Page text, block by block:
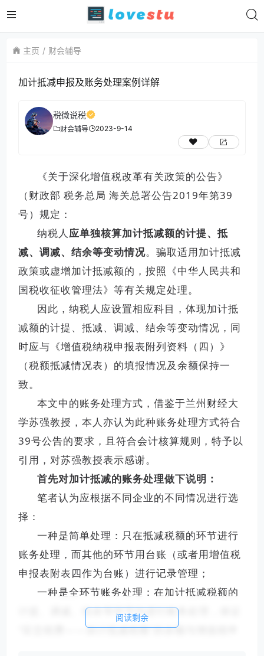
主页 财会辅导
​加计抵减申报及账务处理案例详解
税微说税
财会辅导 2023-9-14
《关于深化增值税改革有关政策的公告》
（财政部 税务总局 海关总署公告2019年第39
号）规定：
纳税人应单独核算加计抵减额的计提、抵
减、调减、结余等变动情况。骗取适用加计抵减
政策或虚增加计抵减额的，按照《中华人民共和
国税收征收管理法》等有关规定处理。
因此，纳税人应设置相应科目，体现加计抵
减额的计提、抵减、调减、结余等变动情况，同
时应与《增值税纳税申报表附列资料（四）》
（税额抵减情况表）的填报情况及余额保持一
致。
本文中的账务处理方式，借鉴于兰州财经大
学苏强教授，本人亦认为此种账务处理方式符合
39号公告的要求，且符合会计核算规则，特予以
引用，对苏强教授表示感谢。
首先对加计抵减的账务处理做下说明：
笔者认为应根据不同企业的不同情况进行选
择：
一种是简单处理：只在抵减税额的环节进行
账务处理，而其他的环节用台账（或者用增值税
申报表附表四作为台账）进行记录管理；
一种是全环节账务处理：在加计抵减税额的
计提、调减、结余等环节均进行账务处理，保证
“应交税费——加计抵减税额”的余额与增值税申
阅读剩余